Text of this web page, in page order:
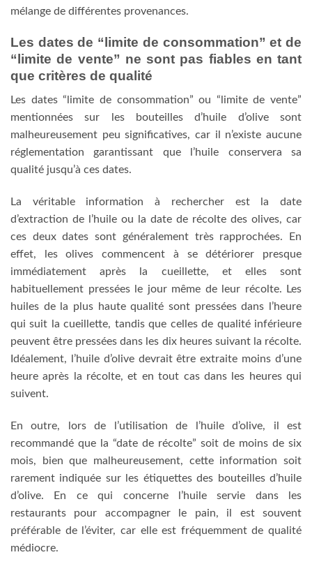
mélange de différentes provenances.
Les dates de “limite de consommation” et de
“limite de vente” ne sont pas fiables en tant
que critères de qualité
Les dates “limite de consommation” ou “limite de vente”
mentionnées sur les bouteilles d’huile d’olive sont
malheureusement peu significatives, car il n’existe aucune
réglementation garantissant que l’huile conservera sa
qualité jusqu’à ces dates.
La véritable information à rechercher est la date
d’extraction de l’huile ou la date de récolte des olives, car
ces deux dates sont généralement très rapprochées. En
effet, les olives commencent à se détériorer presque
immédiatement après la cueillette, et elles sont
habituellement pressées le jour même de leur récolte. Les
huiles de la plus haute qualité sont pressées dans l’heure
qui suit la cueillette, tandis que celles de qualité inférieure
peuvent être pressées dans les dix heures suivant la récolte.
Idéalement, l’huile d’olive devrait être extraite moins d’une
heure après la récolte, et en tout cas dans les heures qui
suivent.
En outre, lors de l’utilisation de l’huile d’olive, il est
recommandé que la “date de récolte” soit de moins de six
mois, bien que malheureusement, cette information soit
rarement indiquée sur les étiquettes des bouteilles d’huile
d’olive. En ce qui concerne l’huile servie dans les
restaurants pour accompagner le pain, il est souvent
préférable de l’éviter, car elle est fréquemment de qualité
médiocre.